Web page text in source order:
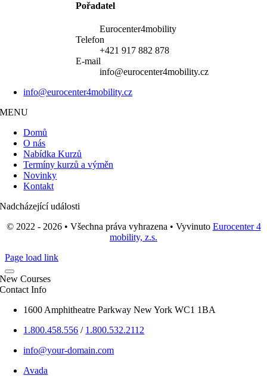
Pořadatel
Eurocenter4mobility
Telefon
+421 917 882 878
E-mail
info@eurocenter4mobility.cz
info@eurocenter4mobility.cz
MENU
Domů
O nás
Nabídka Kurzů
Termíny kurzů a výměn
Novinky
Kontakt
Nadcházející události
© 2022 - 2026 • Všechna práva vyhrazena • Vyvinuto Eurocenter 4
mobility, z.s.
Page load link
New Courses
Contact Info
1600 Amphitheatre Parkway New York WC1 1BA
1.800.458.556 / 1.800.532.2112
info@your-domain.com
Avada